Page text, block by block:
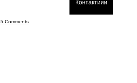
Контактиии
5 Comments